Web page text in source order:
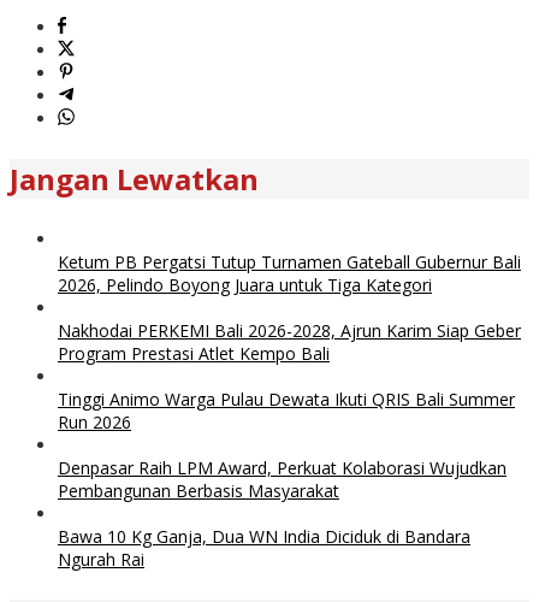
Jangan Lewatkan
Ketum PB Pergatsi Tutup Turnamen Gateball Gubernur Bali
2026, Pelindo Boyong Juara untuk Tiga Kategori
Nakhodai PERKEMI Bali 2026-2028, Ajrun Karim Siap Geber
Program Prestasi Atlet Kempo Bali
Tinggi Animo Warga Pulau Dewata Ikuti QRIS Bali Summer
Run 2026
Denpasar Raih LPM Award, Perkuat Kolaborasi Wujudkan
Pembangunan Berbasis Masyarakat
Bawa 10 Kg Ganja, Dua WN India Diciduk di Bandara
Ngurah Rai